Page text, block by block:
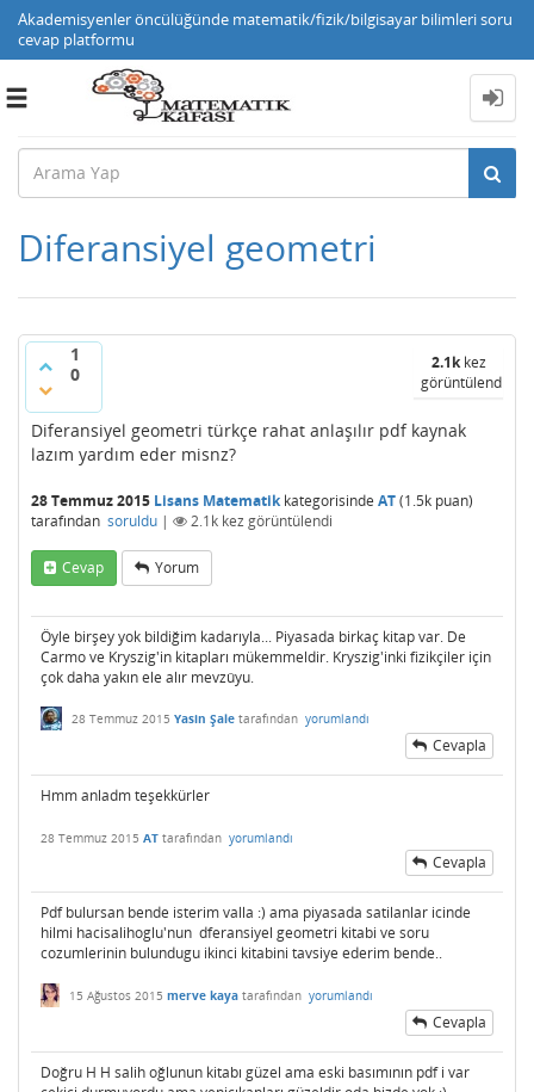
Akademisyenler öncülüğünde matematik/fizik/bilgisayar bilimleri soru
cevap platformu
Toggle
Diferansiyel geometri
1
0
2.1kkez
görüntülendi
Diferansiyel geometri türkçe rahat anlaşılır pdf kaynak
lazım yardım eder misnz?
28 Temmuz 2015 Lisans Matematikkategorisinde AT(1.5k puan)
tarafından soruldu | 2.1k kez görüntülendi
Cevap Yorum
Öyle birşey yok bildiğim kadarıyla... Piyasada birkaç kitap var. De
Carmo ve Kryszig'in kitapları mükemmeldir. Kryszig'inki fizikçiler için
çok daha yakın ele alır mevzûyu.
28 Temmuz 2015 Yasin Şale tarafından yorumlandı
Cevapla
Hmm anladm teşekkürler
28 Temmuz 2015 AT tarafından yorumlandı
Cevapla
Pdf bulursan bende isterim valla :) ama piyasada satilanlar icinde
hilmi hacisalihoglu'nun dferansiyel geometri kitabi ve soru
cozumlerinin bulundugu ikinci kitabini tavsiye ederim bende..
15 Ağustos 2015 merve kaya tarafından yorumlandı
Cevapla
Doğru H H salih oğlunun kitabı güzel ama eski basımının pdf i var